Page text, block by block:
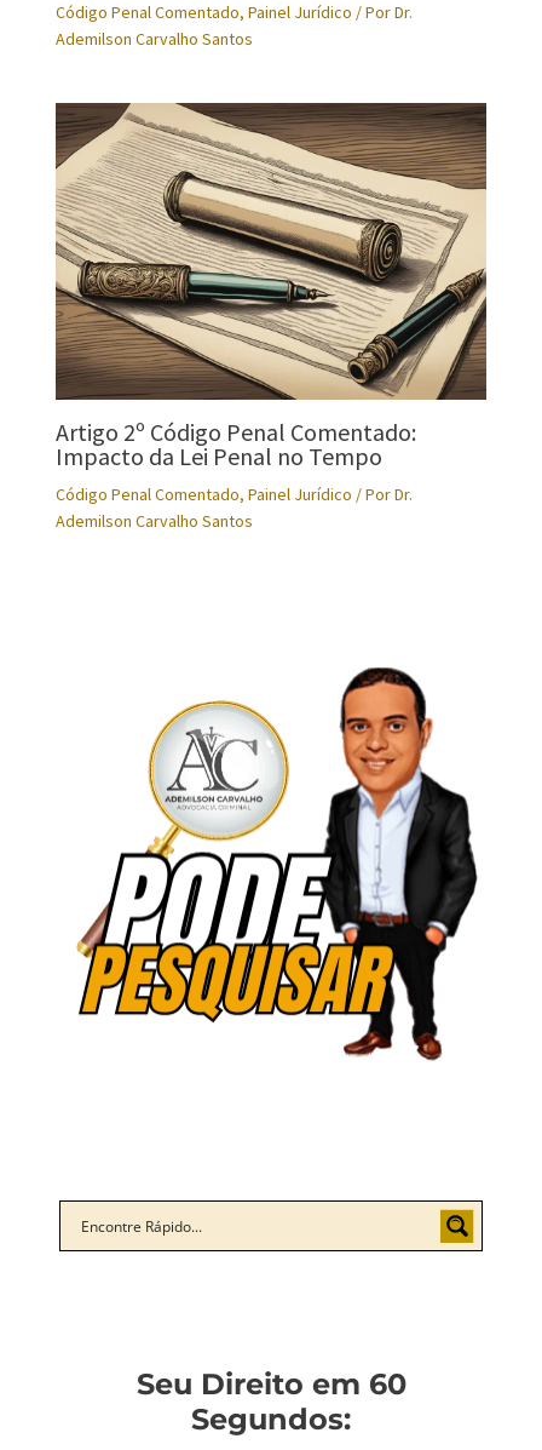
Código Penal Comentado, Painel Jurídico / PorDr.
Ademilson Carvalho Santos
Artigo 2º Código Penal Comentado:
Impacto da Lei Penal no Tempo
Código Penal Comentado, Painel Jurídico / PorDr.
Ademilson Carvalho Santos
Seu Direito em 60
Segundos: